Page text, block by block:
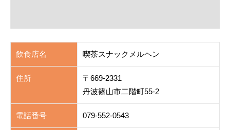
飲食店名 喫茶スナックメルヘン
住所
〒669-2331
丹波篠山市二階町55-2
電話番号 079-552-0543